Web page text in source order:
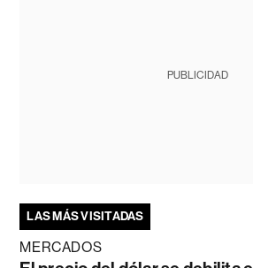
PUBLICIDAD
LAS MÁS VISITADAS
MERCADOS